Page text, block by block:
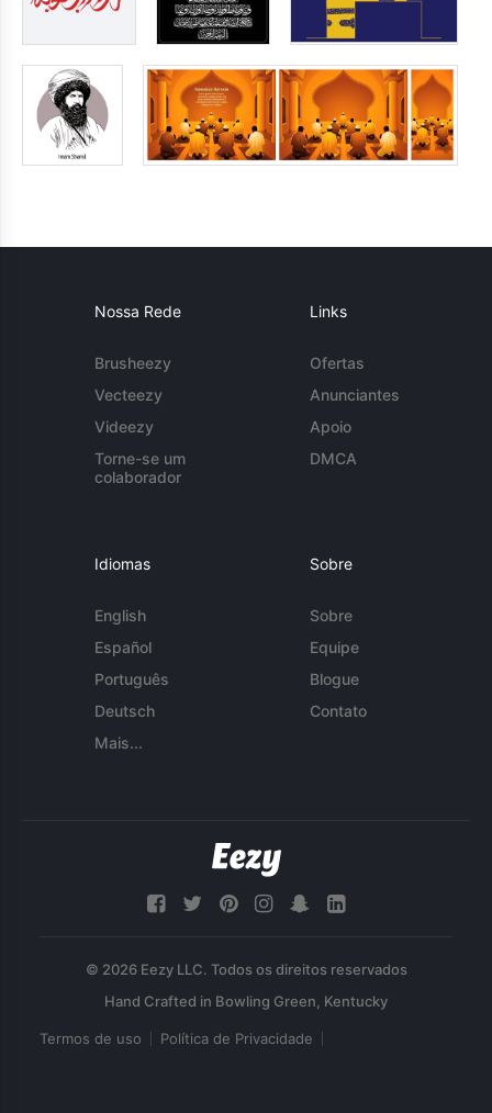
Nossa Rede
Brusheezy
Vecteezy
Videezy
Torne-se um
colaborador
Links
Ofertas
Anunciantes
Apoio
DMCA
Idiomas
English
Español
Português
Deutsch
Mais...
Sobre
Sobre
Equipe
Blogue
Contato
© 2026 Eezy LLC. Todos os direitos reservados
Termos de uso Política de Privacidade